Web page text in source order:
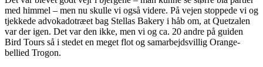
med himmel – men nu skulle vi også videre. På vejen stoppede vi og
tjekkede advokadotræet bag Stellas Bakery i håb om, at Quetzalen
var der igen. Det var den ikke, men vi og ca. 20 andre på guiden
Bird Tours så i stedet en meget flot og samarbejdsvillig Orange-
bellied Trogon.